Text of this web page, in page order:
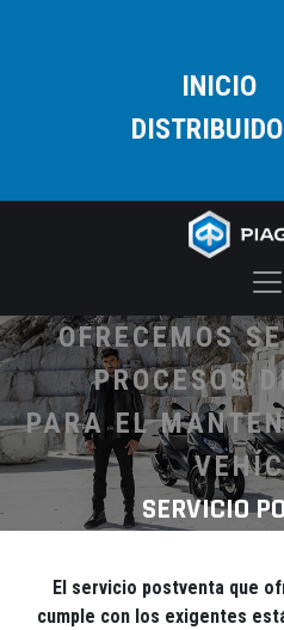
INICIO
OFRECEMOS
PROCESOS
PARA EL
SERVICIO
El servicio postventa que
cumple con los exigentes